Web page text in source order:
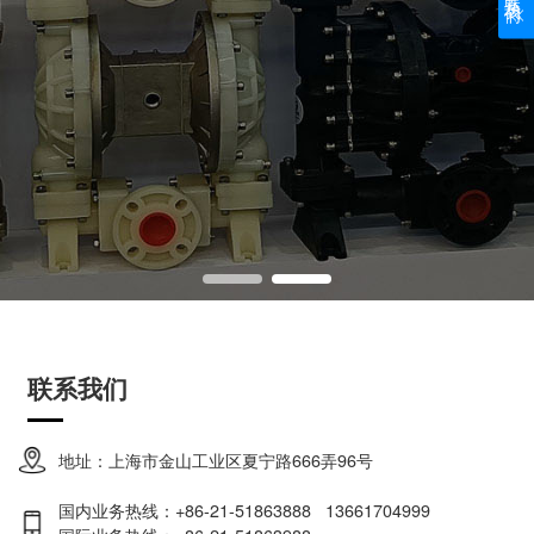
联系我们
地址：上海市金山工业区夏宁路666弄96号
国内业务热线：+86-21-51863888 13661704999